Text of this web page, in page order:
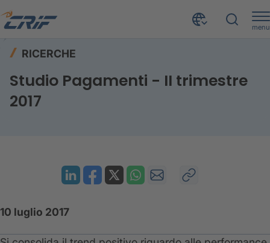
menu
Studio Pagamenti - II trimestre 2017
RICERCHE
Studio Pagamenti - II trimestre
2017
10 luglio 2017